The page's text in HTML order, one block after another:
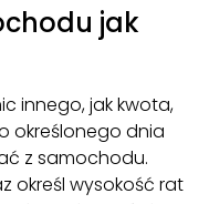
jak
innego, jak kwota,
określonego dnia
z samochodu.
określ wysokość rat